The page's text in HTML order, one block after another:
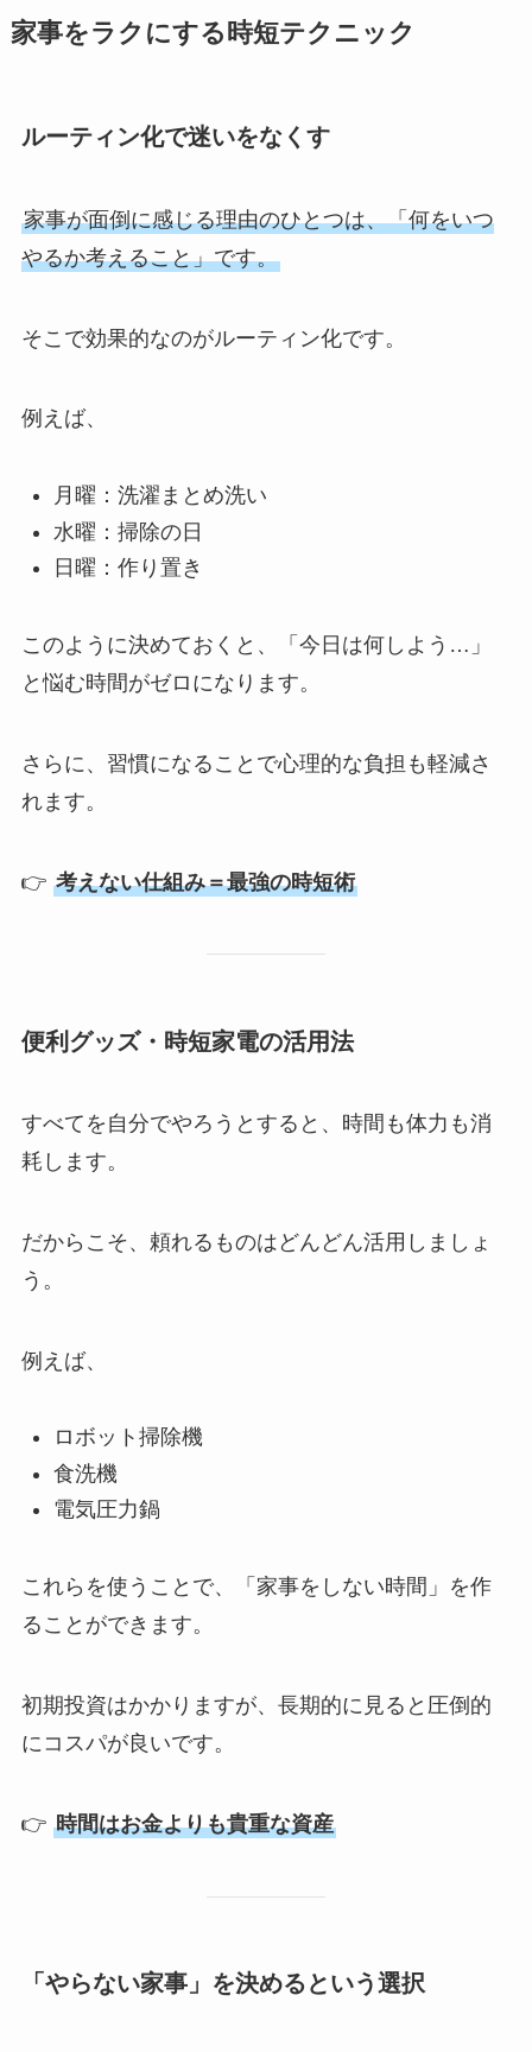
家事をラクにする時短テクニック
ルーティン化で迷いをなくす
家事が面倒に感じる理由のひとつは、「何をいつ
やるか考えること」です。
そこで効果的なのがルーティン化です。
例えば、
月曜：洗濯まとめ洗い
水曜：掃除の日
日曜：作り置き
このように決めておくと、「今日は何しよう…」
と悩む時間がゼロになります。
さらに、習慣になることで心理的な負担も軽減さ
れます。
👉 考えない仕組み＝最強の時短術
便利グッズ・時短家電の活用法
すべてを自分でやろうとすると、時間も体力も消
耗します。
だからこそ、頼れるものはどんどん活用しましょ
う。
例えば、
ロボット掃除機
食洗機
電気圧力鍋
これらを使うことで、「家事をしない時間」を作
ることができます。
初期投資はかかりますが、長期的に見ると圧倒的
にコスパが良いです。
👉 時間はお金よりも貴重な資産
「やらない家事」を決めるという選択